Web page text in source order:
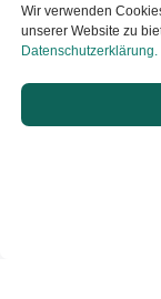
Wir verwenden
unserer Website zu
Datenschutzerklärung.